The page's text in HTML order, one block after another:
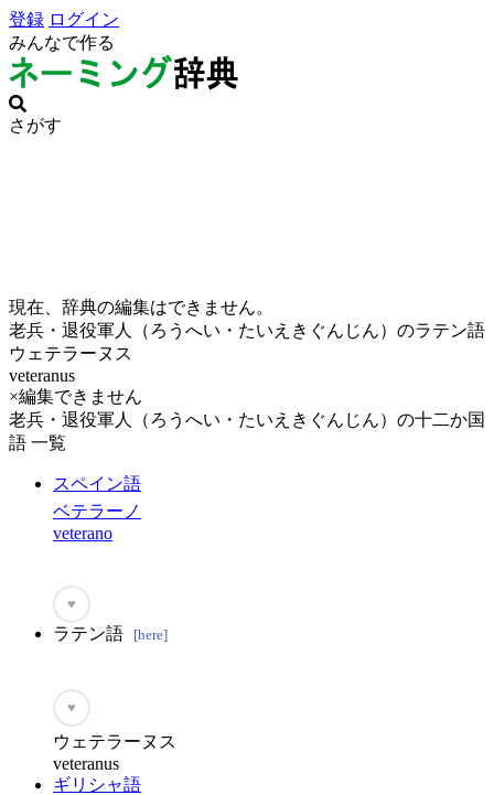
登録 ログイン
みんなで作る
さがす
現在、辞典の編集はできません。
老兵・退役軍人（ろうへい・たいえきぐんじん）のラテン語
ウェテラーヌス
veteranus
×編集できません
老兵・退役軍人（ろうへい・たいえきぐんじん）の十二か国
語 一覧
スペイン語
ベテラーノ
veterano
♥
ラテン語 [here]
♥
ウェテラーヌス
veteranus
ギリシャ語